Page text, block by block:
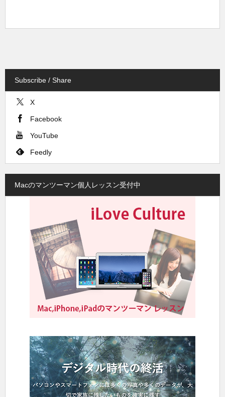
Subscribe / Share
X
Facebook
YouTube
Feedly
Macのマンツーマン個人レッスン受付中